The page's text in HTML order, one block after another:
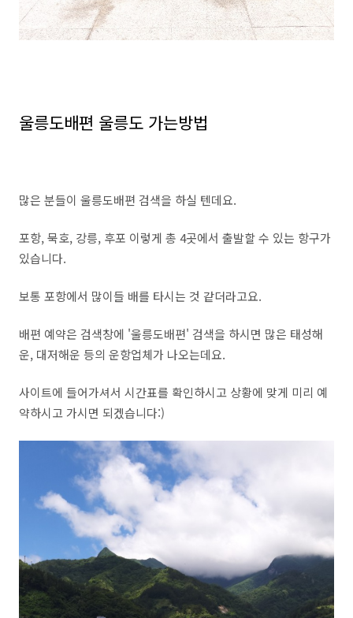
울릉도배편 울릉도 가는방법
많은 분들이 울릉도배편 검색을 하실 텐데요.
포항, 묵호, 강릉, 후포 이렇게 총 4곳에서 출발할 수 있는 항구가
있습니다.
보통 포항에서 많이들 배를 타시는 것 같더라고요.
배편 예약은 검색창에 '울릉도배편' 검색을 하시면 많은 태성해
운, 대저해운 등의 운항업체가 나오는데요.
사이트에 들어가셔서 시간표를 확인하시고 상황에 맞게 미리 예
약하시고 가시면 되겠습니다:)